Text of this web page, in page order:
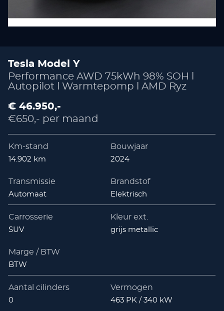
Tesla Model Y
Performance AWD 75kWh 98% SOH l
Autopilot l Warmtepomp l AMD Ryz
€ 46.950,-
€650,- per maand
Km-stand
14.902 km
Bouwjaar
2024
Transmissie
Automaat
Brandstof
Elektrisch
Carrosserie
SUV
Kleur ext.
grijs metallic
Marge / BTW
BTW
Aantal cilinders
0
Vermogen
463 PK / 340 kW